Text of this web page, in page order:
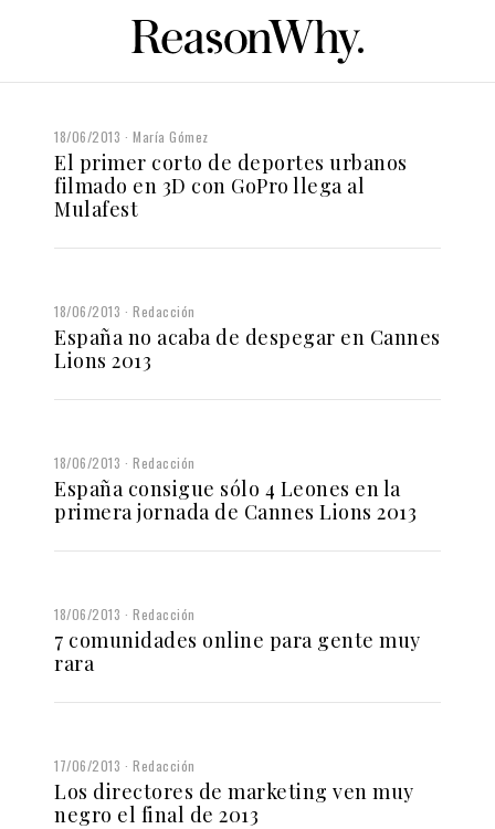
18/06/2013 María Gómez
El primer corto de deportes urbanos
filmado en 3D con GoPro llega al
Mulafest
18/06/2013 Redacción
España no acaba de despegar en Cannes
Lions 2013
18/06/2013 Redacción
España consigue sólo 4 Leones en la
primera jornada de Cannes Lions 2013
18/06/2013 Redacción
7 comunidades online para gente muy
rara
17/06/2013 Redacción
Los directores de marketing ven muy
negro el final de 2013